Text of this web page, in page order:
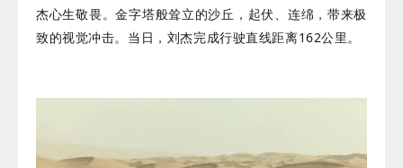
杰心生敬畏。金字塔般耸立的沙丘，起伏、连绵，带来极
致的视觉冲击。当日，刘杰完成行驶直线距离162公里。